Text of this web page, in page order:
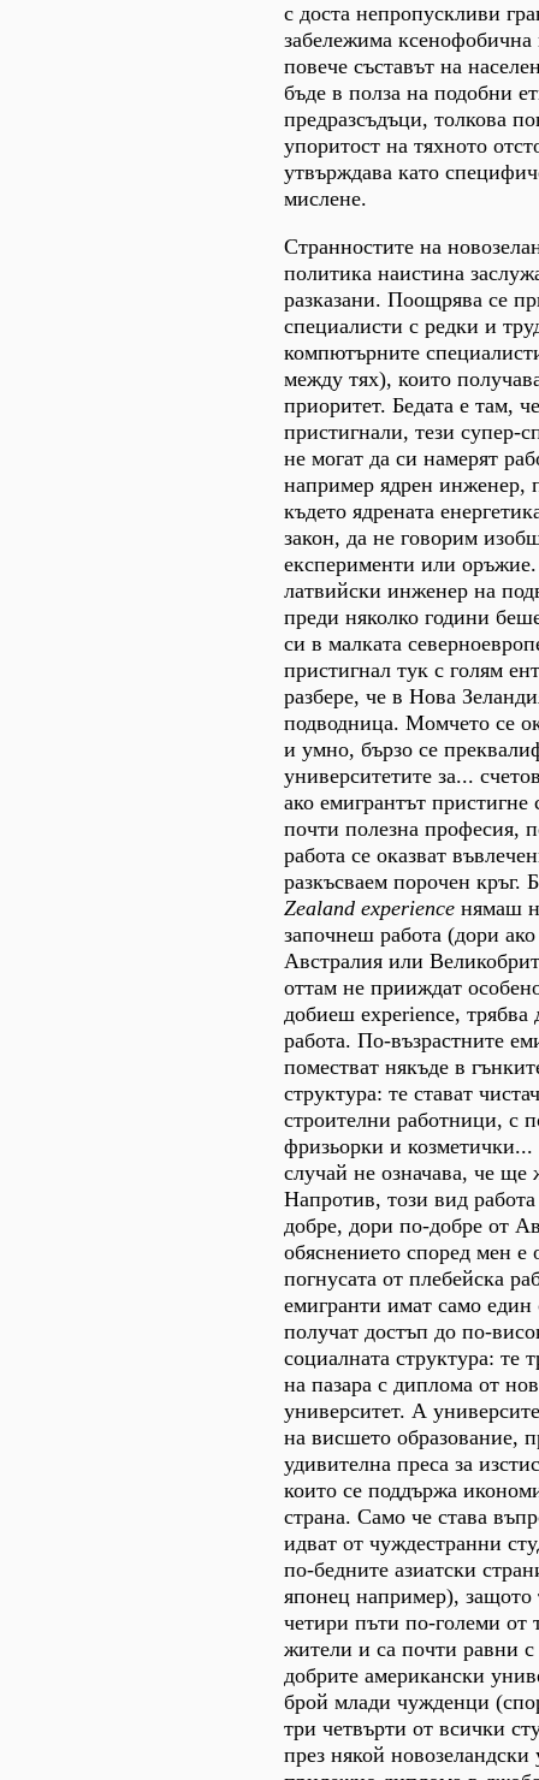
с доста непропускливи
забележима ксенофобична
повече съставът на
бъде в полза на подобни
предразсъдъци, толкова
упоритост на тяхното
утвърждава като
мислене.
Странностите на
политика наистина
разказани. Поощрява се
специалисти с редки и
компютърните
между тях), които
приоритет. Бедата е там,
пристигнали, тези супер-
не могат да си намерят
например ядрен инженер,
където ядрената
закон, да не говорим
експерименти или
латвийски инженер на
преди няколко години
си в малката
пристигнал тук с голям
разбере, че в Нова
подводница. Момчето се
и умно, бързо се
университетите за...
ако емигрантът
почти полезна професия,
работа се оказват
разкъсваем порочен кръг.
Zealand experience нямаш
започнеш работа (дори
Австралия или
оттам не прииждат
добиеш experience, трябва
работа. По-възрастните
поместват някъде в
структура: те стават
строителни работници, с
фризьорки и
случай не означава, че ще
Напротив, този вид
добре, дори по-добре от
обяснението според мен е
погнусата от плебейска
емигранти имат само един
получат достъп до по-
социалната структура: те
на пазара с диплома от
университет. А
на висшето образование,
удивителна преса за
които се поддържа
страна. Само че става
идват от чуждестранни
по-бедните азиатски
японец например), защото
четири пъти по-големи от
жители и са почти равни с
добрите американски
брой млади чужденци
три четвърти от всички
през някой новозеландски